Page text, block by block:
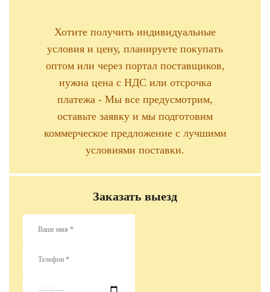
Хотите получить индивидуальные
условия и цену, планируете покупать
оптом или через портал поставщиков,
нужна цена с НДС или отсрочка
платежа - Мы все предусмотрим,
оставьте заявку и мы подготовим
коммерческое предложение с лучшими
условиями поставки.
Заказать выезд